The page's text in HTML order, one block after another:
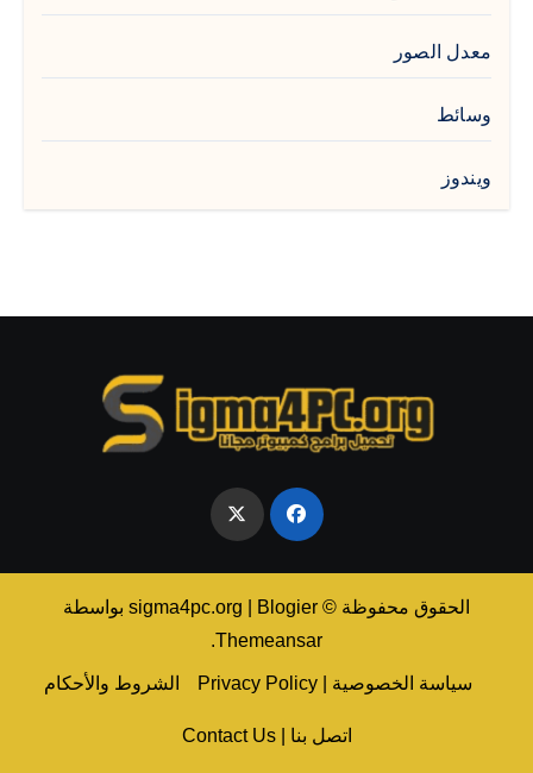
معدل الصور
وسائط
ويندوز
الحقوق محفوظة © sigma4pc.org Blogier
بواسطة
Themeansar
.
سياسة الخصوصية | Privacy Policy الشروط والأحكام
اتصل بنا | Contact Us